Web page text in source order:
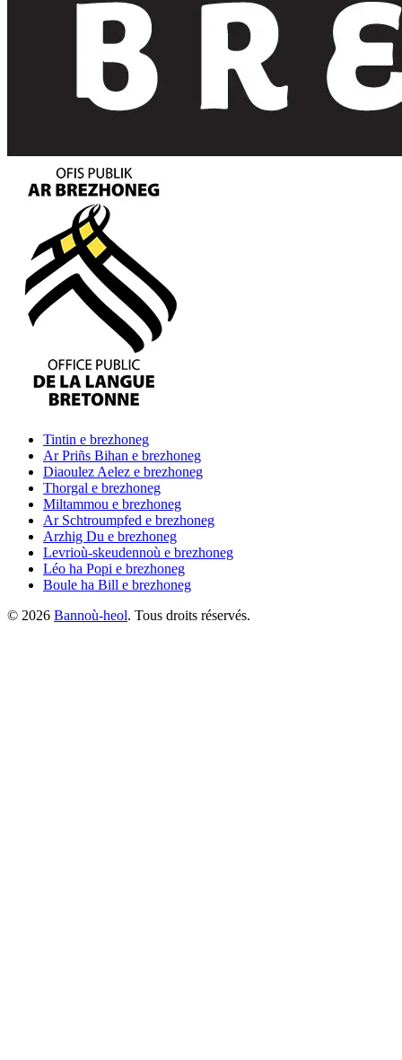
Tintin e brezhoneg
Ar Priñs Bihan e brezhoneg
Diaoulez Aelez e brezhoneg
Thorgal e brezhoneg
Miltammou e brezhoneg
Ar Schtroumpfed e brezhoneg
Arzhig Du e brezhoneg
Levrioù-skeudennoù e brezhoneg
Léo ha Popi e brezhoneg
Boule ha Bill e brezhoneg
© 2026 Bannoù-heol. Tous droits réservés.